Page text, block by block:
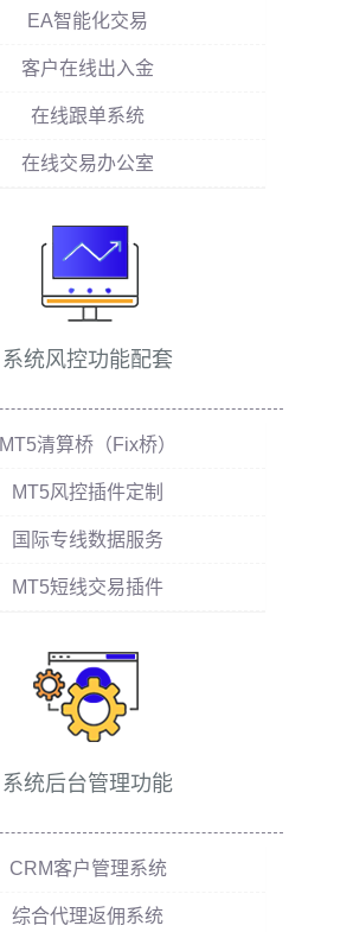
EA智能化交易
客户在线出入金
在线跟单系统
在线交易办公室
系统风控功能配套
MT5清算桥（Fix桥）
MT5风控插件定制
国际专线数据服务
MT5短线交易插件
系统后台管理功能
CRM客户管理系统
综合代理返佣系统